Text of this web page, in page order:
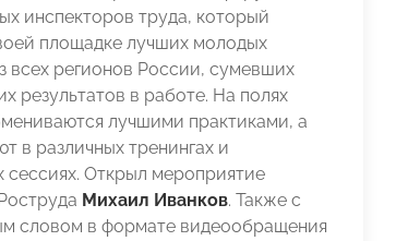
инспекторов труда, который
площадке лучших молодых
всех регионов России, сумевших
результатов в работе. На полях
лучшими практиками, а
в различных тренингах и
сессиях. Открыл мероприятие
Михаил Иванков. Также с
словом в формате видеообращения